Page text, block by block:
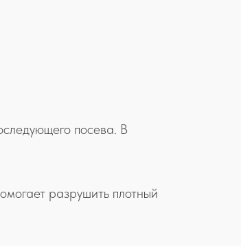
посева. В
разрушить плотный